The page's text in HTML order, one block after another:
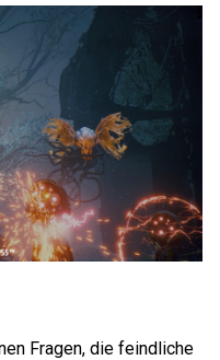
Fragen, die feindliche